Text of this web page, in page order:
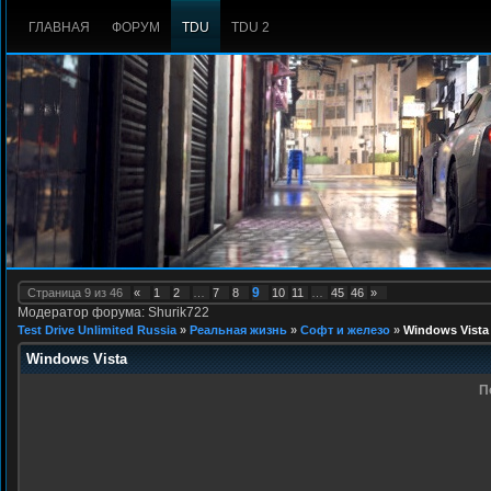
ГЛАВНАЯ ФОРУМ TDU TDU 2
Страница 9 из 46 « 1 2 7 8 9 10 11 45 46 »
Модератор форума: Shurik722
Test Drive Unlimited Russia » Реальная жизнь » Софт и железо » Windows Vista
Windows Vista